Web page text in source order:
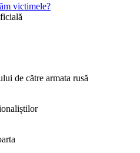
victimele?
de către armata rusă